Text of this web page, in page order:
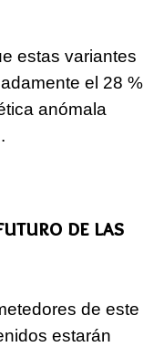
estas variantes
el 28 %
anómala
de las
de este
estarán